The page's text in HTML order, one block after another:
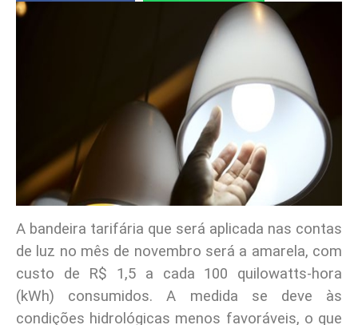
A bandeira tarifária que será aplicada nas contas
de luz no mês de novembro será a amarela, com
custo de R$ 1,5 a cada 100 quilowatts-hora
(kWh) consumidos. A medida se deve às
condições hidrológicas menos favoráveis, o que